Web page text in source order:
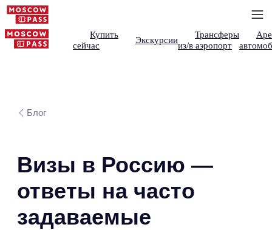
Купить
сейчас
Экскурсии
Трансферы
из/в аэропорт
Блог
Визы в Россию —
ответы на часто
задаваемые